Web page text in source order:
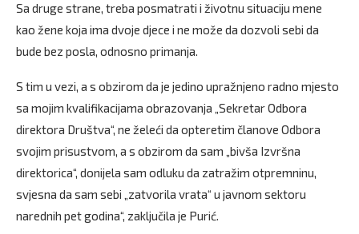
Sa druge strane, treba posmatrati i životnu situaciju mene
kao žene koja ima dvoje djece i ne može da dozvoli sebi da
bude bez posla, odnosno primanja.
S tim u vezi, a s obzirom da je jedino upražnjeno radno mjesto
sa mojim kvalifikacijama obrazovanja „Sekretar Odbora
direktora Društva“, ne želeći da opteretim članove Odbora
svojim prisustvom, a s obzirom da sam „bivša Izvršna
direktorica“, donijela sam odluku da zatražim otpremninu,
svjesna da sam sebi „zatvorila vrata“ u javnom sektoru
narednih pet godina“, zaključila je Purić.